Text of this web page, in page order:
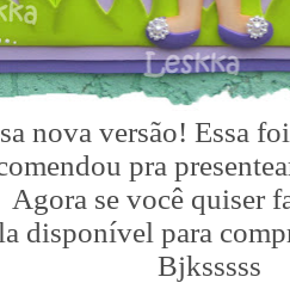
nova versão! Essa
pra
Agora se você quiser
disponível para
Bjksssss